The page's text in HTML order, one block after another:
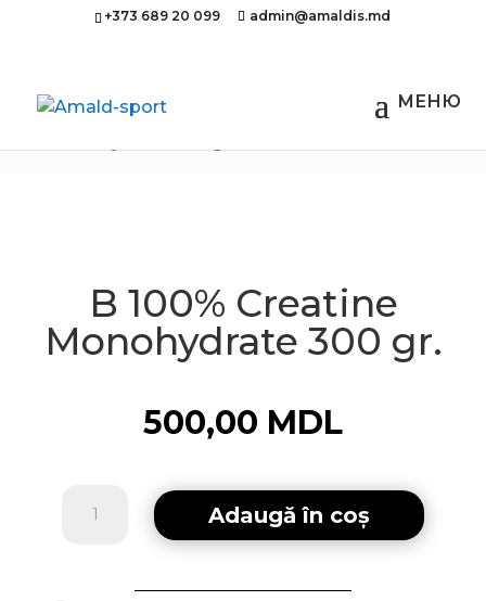
+373 689 20 099 admin@amaldis.md
Acasă/Nutriție sportivă
/ B 100% Creatine
B 100% Creatine
Monohydrate 300 gr.
500,00 MDL
Creatine
Adaugă în coș